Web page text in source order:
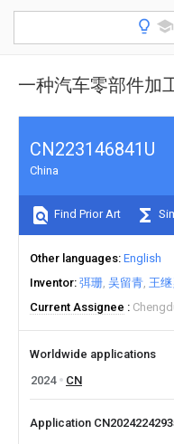
一种汽车零部件加
CN223146841U
China
Find Prior Art
Other languages English
Inventor 弭珊 吴留青 王继
Current Assignee
Worldwide applications
2024
CN
Application